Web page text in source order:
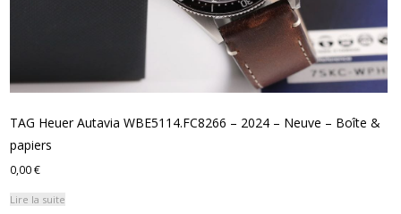
TAG Heuer Autavia WBE5114.FC8266 – 2024 – Neuve – Boîte &
papiers
0,00€
Lire la suite